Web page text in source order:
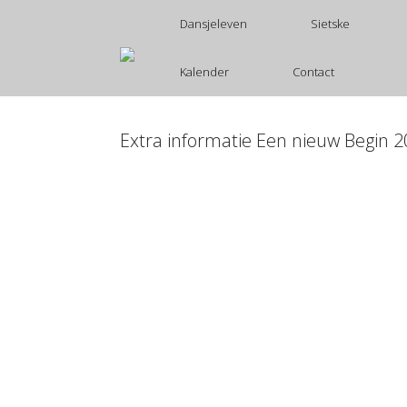
Dansjeleven Sietske
Kalender Contact
Extra informatie Een nieuw Begin